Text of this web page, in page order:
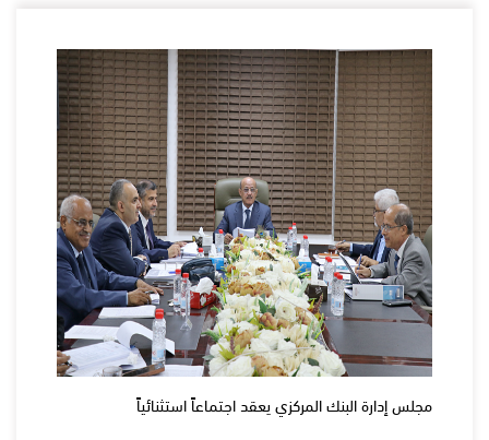
مجلس إدارة البنك المركزي يعقد اجتماعاً استثنائياً